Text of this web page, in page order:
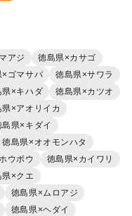
アジ
徳島県×カサゴ
×ゴマサバ
徳島県×サワラ
県×キハダ
徳島県×カツオ
県×アオリイカ
島県×キダイ
徳島県×オオモンハタ
ウボウ
徳島県×カイワリ
県×クエ
徳島県×ムロアジ
徳島県×ヘダイ